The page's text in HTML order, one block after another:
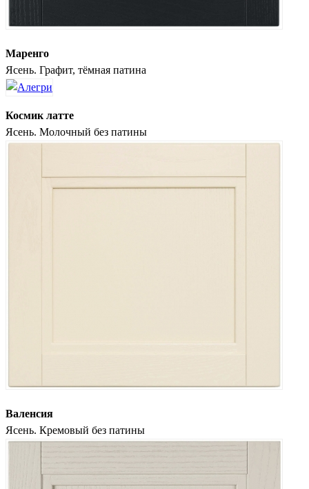
Маренго
Ясень. Графит, тёмная патина
Космик латте
Ясень. Молочный без патины
Валенсия
Ясень. Кремовый без патины